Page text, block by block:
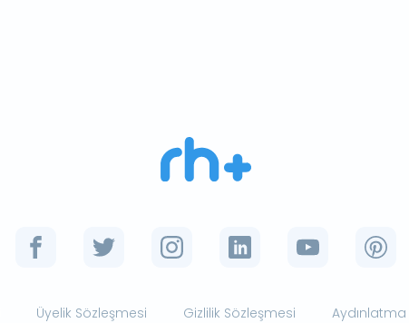
Üyelik Sözleşmesi Gizlilik Sözleşmesi